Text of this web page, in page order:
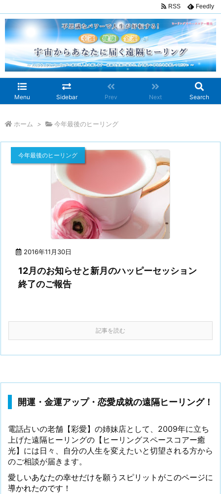
Menu Sidebar Prev Next Search
RSS Feedly
ホーム > 今年最後のヒーリング
2016年11月30日
今年最後のヒーリング
12月のお知らせと新月のハッピーセッション
終了のご報告
記事を読む
開運・金運アップ・恋愛成就の遠隔ヒーリング！
電話占いの老舗【彩愛】の姉妹店として、2009年に立ち
上げた遠隔ヒーリングの【ヒーリングスペースコアー癒
光】には日々、自分の人生を変えたいと切望される方から
のご相談が届きます。
愛しいあなたの幸せだけを願うスピリットがこのページに
導かれたのです！